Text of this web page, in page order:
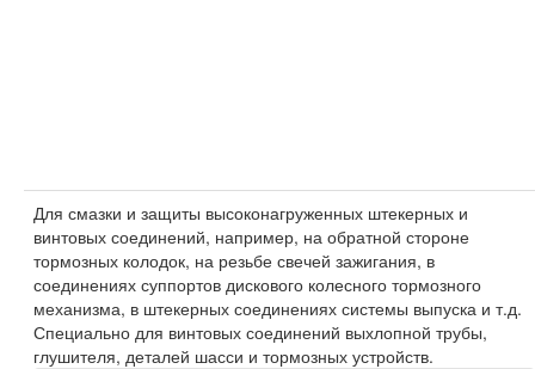
Для смазки и защиты высоконагруженных штекерных и
винтовых соединений, например, на обратной стороне
тормозных колодок, на резьбе свечей зажигания, в
соединениях суппортов дискового колесного тормозного
механизма, в штекерных соединениях системы выпуска и т.д.
Специально для винтовых соединений выхлопной трубы,
глушителя, деталей шасси и тормозных устройств.